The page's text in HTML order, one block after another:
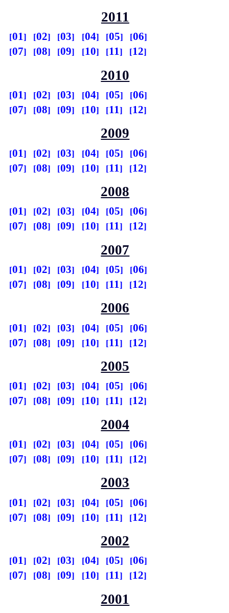
2011
01 02 03 04 05
06
07
08 09 10 11 12
2010
01 02 03 04 05
06
07
08 09 10 11 12
2009
01 02 03 04 05
06
07
08 09 10 11 12
2008
01 02 03 04 05
06
07
08 09 10 11 12
2007
01 02 03 04 05
06
07
08 09 10 11 12
2006
01 02 03 04 05
06
07
08 09 10 11 12
2005
01 02 03 04 05
06
07
08 09 10 11 12
2004
01 02 03 04 05
06
07
08 09 10 11 12
2003
01 02 03 04 05
06
07
08 09 10 11 12
2002
01 02 03 04 05
06
07
08 09 10 11 12
2001